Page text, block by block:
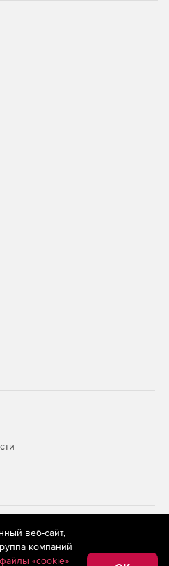
электронной почте о
сервера и предприятия.
существующих подключений
и формирование списка
базы данных.
клиентский графический
сервера SQL.
применяются
(информационные технологии
на основе сбора,
относящихся к
веб-сайт,
компаний
«cookie»